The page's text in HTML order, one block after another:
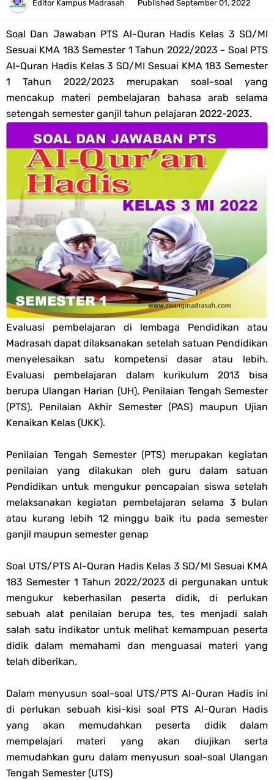
Tahun 2026
Bank Soal PAT Semester 2 Kelas 4 SD/MI Tahun 2026
Pendaftaran Akun Google Workspace bagi GTK Madrasah
Panduan GOOGLE WORKSPACE (GWS) Untuk Guru Madrasah
Bank Soal ASAT/PAT Kelas 5 SD/MI Kurikulum Merdeka Tahun 2026
Bank Soal PAT Kelas 6 SD/MI Semester 2 Kurikulum Merdeka Tahun
2026
Kisi-kisi Soal US/UM Jenjang SD/MI Tahun 2026 Lengkap
POS UM Jenjang MI, MTs Dan MA Tahun 2026
Jawaban Tugas Mandiri Dan Tugas Refleksi Modul Pedagogik SKI
PPG 2025
Jawaban Tugas Mandiri Dan Tugas Refleksi Modul Pedagogik Fiqih
PPG 2025
Jawaban Tugas Mandiri Dan Tugas Refleksi Modul Pedagogik Akidah
Akhlak PPG 2025
Qur'an Hadis PPG 2025
Soal OMI Geografi Terintegrasi Jenjang MA
Soal OMI Ekonomi Terintegrasi Jenjang MA
Soal OMI KIMIA Terintegrasi Jenjang MA
Unduh Buku Teks Utama (BTU) Mapel Akidah Akhlak Jenang MI, MTs
Dan MA Tahun 2026
Friday, 7 August
Editor Kampus Madrasah Published September 01, 2022
Soal Dan Jawaban PTS Al-Quran Hadis Kelas 3 SD/MI
Sesuai KMA 183 Semester 1 Tahun 2022/2023 - Soal PTS
Al-Quran Hadis Kelas 3 SD/MI Sesuai KMA 183 Semester
1 Tahun 2022/2023 merupakan soal-soal yang
mencakup materi pembelajaran bahasa arab selama
setengah semester ganjil tahun pelajaran 2022-2023.
Evaluasi pembelajaran di lembaga Pendidikan atau
Madrasah dapat dilaksanakan setelah satuan Pendidikan
menyelesaikan satu kompetensi dasar atau lebih.
Evaluasi pembelajaran dalam kurikulum 2013 bisa
berupa Ulangan Harian (UH), Penilaian Tengah Semester
(PTS), Penilaian Akhir Semester (PAS) maupun Ujian
Kenaikan Kelas (UKK).
Penilaian Tengah Semester (PTS) merupakan kegiatan
penilaian yang dilakukan oleh guru dalam satuan
Pendidikan untuk mengukur pencapaian siswa setelah
melaksanakan kegiatan pembelajaran selama 3 bulan
atau kurang lebih 12 minggu baik itu pada semester
ganjil maupun semester genap
Soal UTS/PTS Al-Quran Hadis Kelas 3 SD/MI Sesuai KMA
183 Semester 1 Tahun 2022/2023 di pergunakan untuk
mengukur keberhasilan peserta didik, di perlukan
sebuah alat penilaian berupa tes, tes menjadi salah
salah satu indikator untuk melihat kemampuan peserta
didik dalam memahami dan menguasai materi yang
telah diberikan.
Dalam menyusun soal-soal UTS/PTS Al-Quran Hadis ini
di perlukan sebuah kisi-kisi soal PTS Al-Quran Hadis
yang akan memudahkan peserta didik dalam
mempelajari materi yang akan diujikan serta
memudahkan guru dalam menyusun soal-soal Ulangan
Tengah Semester (UTS)